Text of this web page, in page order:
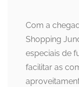
Com a
Shopping
especiais de
facilitar as